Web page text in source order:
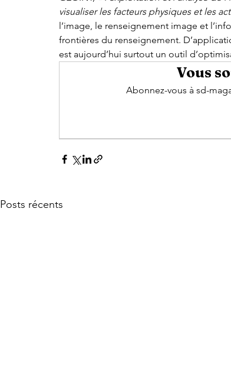
visualiser les facteurs physiques et les
l’image, le renseignement image et
frontières du renseignement.
est aujourd’hui surtout un outil
Vous
Abonnez-vous à sd-
Posts récents